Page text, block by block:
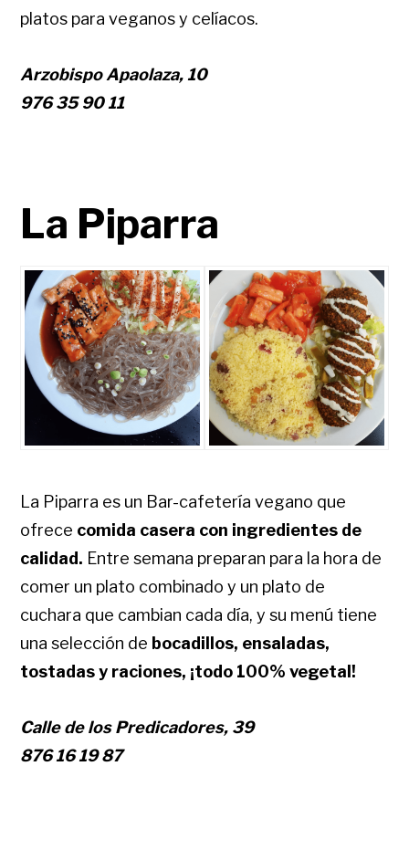
platos para veganos y celíacos.
Arzobispo Apaolaza, 10
976 35 90 11
La Piparra
La Piparra es un Bar-cafetería vegano que
ofrece comida casera con ingredientes de
calidad. Entre semana preparan para la hora de
comer un plato combinado y un plato de
cuchara que cambian cada día, y su menú tiene
una selección de bocadillos, ensaladas,
tostadas y raciones, ¡todo 100% vegetal!
Calle de los Predicadores, 39
876 16 19 87